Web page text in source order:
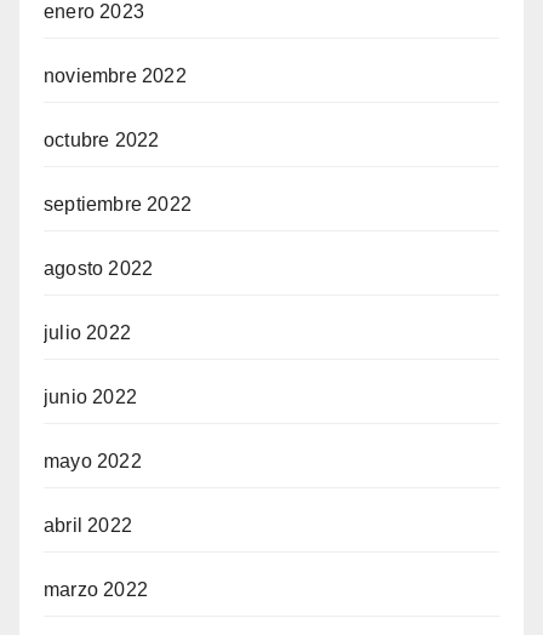
enero 2023
noviembre 2022
octubre 2022
septiembre 2022
agosto 2022
julio 2022
junio 2022
mayo 2022
abril 2022
marzo 2022